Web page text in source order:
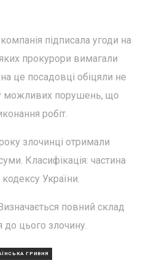
підписала угоди на
прокурори вимагали
це посадовці обіцяли не
можливих порушень, що
робіт.
злочинці отримали
Класифікація: частина
України.
повний склад
до цього злочину.
ГРИВНЯ